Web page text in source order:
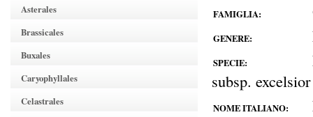
Asterales
Brassicales
Buxales
Caryophyllales
Celastrales
FAMIGLIA:
GENERE:
SPECIE:
subsp. excelsior
NOME ITALIANO: